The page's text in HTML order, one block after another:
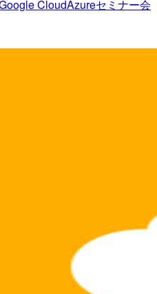
CloudAzureセミナー会